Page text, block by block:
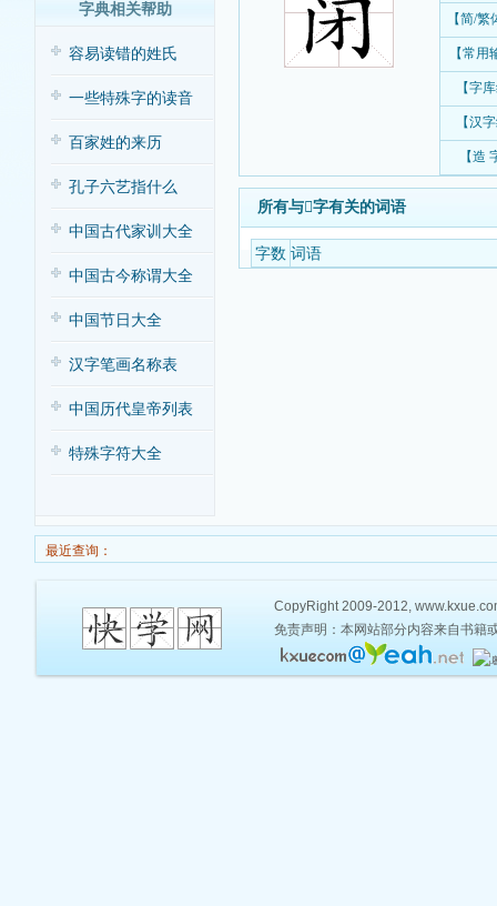
字典相关帮助
容易读错的姓氏
一些特殊字的读音
百家姓的来历
孔子六艺指什么
中国古代家训大全
中国古今称谓大全
中国节日大全
汉字笔画名称表
中国历代皇帝列表
特殊字符大全
【简/
【常用
【字
【汉
【造
所有与𡭬字有关的词语
字数 词语
最近查询：
CopyRight 2009-2012,
免责声明：本网站部分内容来自书籍